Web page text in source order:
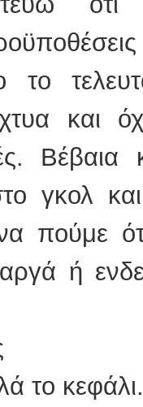
το
και
γκολ
πούμε
ή
το